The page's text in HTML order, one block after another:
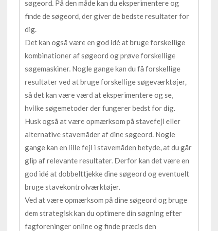
søgeord. På den måde kan du eksperimentere og
finde de søgeord, der giver de bedste resultater for
dig.
Det kan også være en god idé at bruge forskellige
kombinationer af søgeord og prøve forskellige
søgemaskiner. Nogle gange kan du få forskellige
resultater ved at bruge forskellige søgeværktøjer,
så det kan være værd at eksperimentere og se,
hvilke søgemetoder der fungerer bedst for dig.
Husk også at være opmærksom på stavefejl eller
alternative stavemåder af dine søgeord. Nogle
gange kan en lille fejl i stavemåden betyde, at du går
glip af relevante resultater. Derfor kan det være en
god idé at dobbelttjekke dine søgeord og eventuelt
bruge stavekontrolværktøjer.
Ved at være opmærksom på dine søgeord og bruge
dem strategisk kan du optimere din søgning efter
fagforeninger online og finde præcis den